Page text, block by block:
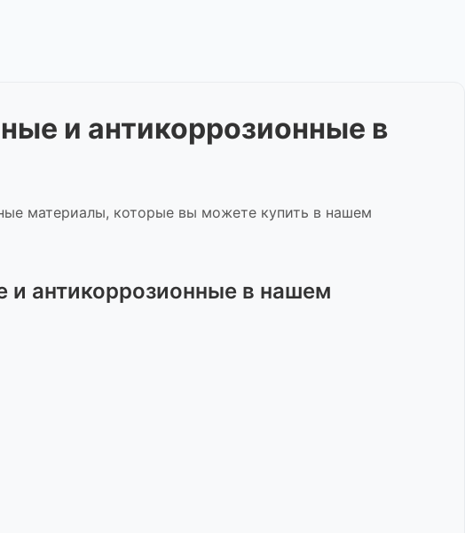
и антикоррозионные в
материалы, которые вы можете купить в нашем
и антикоррозионные в нашем